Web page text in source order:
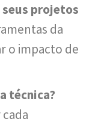
seus projetos
da
o impacto de
técnica?